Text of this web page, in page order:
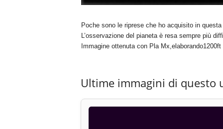
Poche sono le riprese che ho acquisito in
L’osservazione del pianeta è resa sempre più
Immagine ottenuta con Pla
Ultime immagini di questo